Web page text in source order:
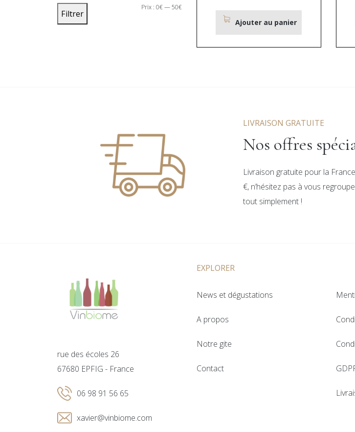
PRIX
PRIX
Filtrer
Prix : 0€—50€
Ajouter au panier
LIVRAISON GRATUITE
Nos offres
Livraison gratuite pour la
€, n’hésitez pas à vous
tout simplement !
rue des écoles 26
67680 EPFIG - France
06 98 91 56 65
xavier@vinbiome.com
EXPLORER
News et dégustations
A propos
Notre gite
Contact